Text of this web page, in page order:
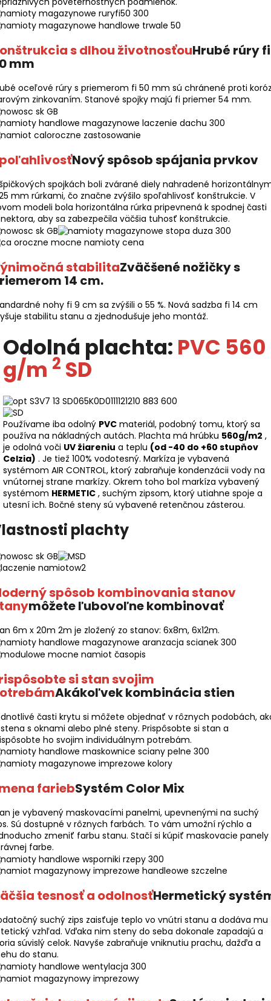
s dlhou životnosťouHrubé rúry fi
mm
oceľové rúry s priemerom fi 50 mm sú chránené proti
zinkovaním. Stanové spojky majú fi priemer 54 mm.
Nový spôsob spájania prvkov
spojkách boli zvárané diely nahradené
mm rúrkami, čo značne zvýšilo spoľahlivosť konštrukcie. V
modeli bola horizontálna rúrka pripevnená k spodnej časti
aby sa zabezpečila väčšia tuhosť konštrukcie.
stabilitaZväčšené nožičky s
14 cm.
nohy fi 9 cm sa zvýšili o 55 %. Nová sadzba fi 14 cm
stabilitu stanu a zjednodušuje jeho montáž.
Odolná plachta: PVC 560
g/m 2 SD
Používame iba odolný PVC materiál, podobný tomu, ktorý sa
používa na nákladných autách. Plachta má hrúbku 560g/m2 ,
je odolná voči UV žiareniu a teplu (od -40 do +60 stupňov
Celzia) . Je tiež 100% vodotesný. Markíza je vybavená
systémom AIR CONTROL, ktorý zabraňuje kondenzácii vody na
vnútornej strane markízy. Okrem toho bol markíza vybavený
systémom HERMETIC , suchým zipsom, ktorý utiahne spoje a
utesní ich. Bočné steny sú vybavené retenčnou zásterou.
plachty
spôsob kombinovania stanov
môžete ľubovoľne kombinovať
6m x 20m 2m je zložený zo stanov: 6x8m, 6x12m.
si stan svojim
Akákoľvek kombinácia stien
časti krytu si môžete objednať v rôznych podobách,
s oknami alebo plné steny. Prispôsobte si stan a
ho svojim individuálnym potrebám.
fariebSystém Color Mix
je vybavený maskovacími panelmi, upevnenými na suchý
Sú dostupné v rôznych farbách. To vám umožní rýchlo a
zmeniť farbu stanu. Stačí si kúpiť maskovacie panely
farbe.
tesnosť a odolnosťHermetický
suchý zips zaisťuje teplo vo vnútri stanu a dodáva mu
vzhľad. Vďaka nim steny do seba dokonale zapadajú a
súvislý celok. Navyše zabraňuje vniknutiu prachu, dažďa a
do stanu.